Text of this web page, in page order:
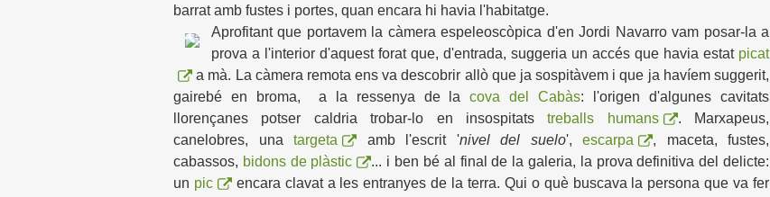
barrat amb fustes i portes, quan encara hi havia l'habitatge.
Aprofitant que portavem la càmera espeleoscòpica d'en Jordi Navarro vam posar-la a
prova a l'interior d'aquest forat que, d'entrada, suggeria un accés que havia estat picat
a mà. La càmera remota ens va descobrir allò que ja sospitàvem i que ja havíem suggerit,
gairebé en broma, a la ressenya de lacova del Cabàs: l'origen d'algunes cavitats
llorençanes potser caldria trobar-lo en insospitatstreballs humans
. Marxapeus,
canelobres, una targeta amb l'escrit 'nivel del suelo', escarpa
, maceta, fustes,
cabassos, bidons de plàstic
... i ben bé al final de la galeria, la prova definitiva del delicte:
un pic
encara clavat a les entranyes de la terra. Qui o què buscava la persona que va fer